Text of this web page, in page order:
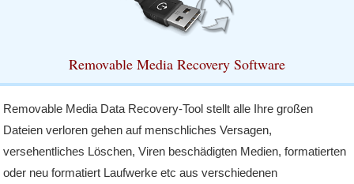
Removable Media Recovery Software
Removable Media Data Recovery-Tool stellt alle Ihre großen
Dateien verloren gehen auf menschliches Versagen,
versehentliches Löschen, Viren beschädigten Medien, formatierten
oder neu formatiert Laufwerke etc aus verschiedenen